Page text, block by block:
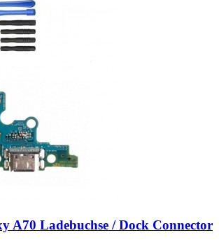
A70 Ladebuchse / Dock Connector